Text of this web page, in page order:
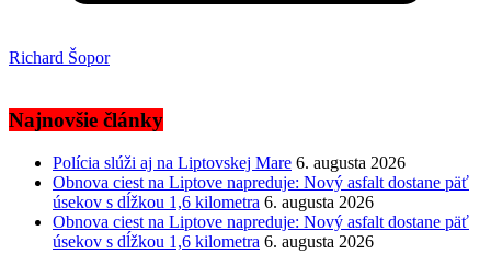
Richard Šopor
Najnovšie články
Polícia slúži aj na Liptovskej Mare 6. augusta 2026
Obnova ciest na Liptove napreduje: Nový asfalt dostane päť
úsekov s dĺžkou 1,6 kilometra 6. augusta 2026
Obnova ciest na Liptove napreduje: Nový asfalt dostane päť
úsekov s dĺžkou 1,6 kilometra 6. augusta 2026